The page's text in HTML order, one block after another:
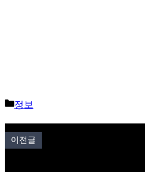
Categories
정보
이전글